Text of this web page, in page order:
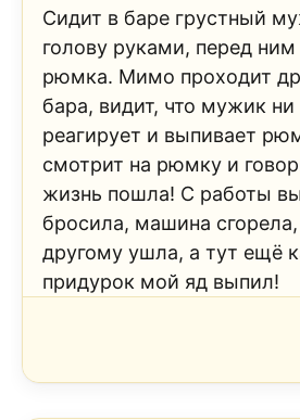
Сидит в баре грустный
голову руками, перед ним
рюмка. Мимо проходит
бара, видит, что мужик ни
реагирует и выпивает
смотрит на рюмку и
жизнь пошла! С работы
бросила, машина
другому ушла, а тут ещё
придурок мой яд выпил!